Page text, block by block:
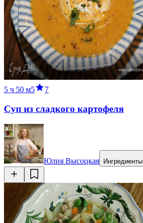
5 ч 50 м5 7
Суп из сладкого картофеля
Юлия Высоцкая Ингредиенты